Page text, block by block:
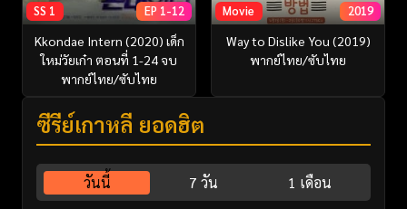
SS 1 EP 1-12
Kkondae Intern (2020) เด็ก
ใหม่วัยเก๋า ตอนที่ 1-24 จบ
พากย์ไทย/ซับไทย
Movie 2019
Way to Dislike You (2019)
พากย์ไทย/ซับไทย
ซีรี่ย์เกาหลี ยอดฮิต
วันนี้ 7 วัน 1 เดือน